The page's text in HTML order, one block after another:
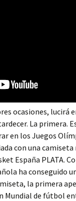
ocasiones, lucirá
La primera.
en los Juegos
con una
España PLATA.
ha conseguido
la primera
Mundial de fútbol